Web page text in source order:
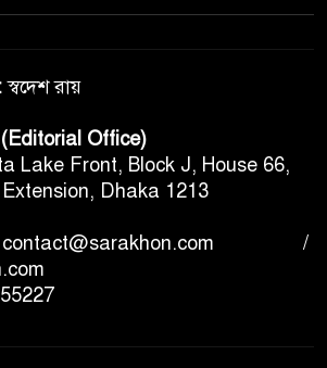
বাবা-ছেলেসহ নিহত ৩
তারেক–মোদির বৈঠকে বাংলাদেশ-
বললেন দীনেশ ত্রিবেদী
ক্যানসার ছড়িয়ে পড়েছে হাড়ে, তীব্র
বিজ্ঞান সীমান্ত মানে না, চীন-
স্বদেশ রায়
(Editorial Office)
Lake Front, Block J, House 66,
Dhaka 1213
contact@sarakhon.com /